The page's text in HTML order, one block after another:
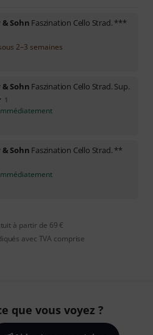
Sohn Faszination Cello Strad. ***
2–3 semaines
Sohn Faszination Cello Strad. Sup.
1
Sohn Faszination Cello Strad. **
à partir de 69 €
avec TVA comprise
que vous voyez ?